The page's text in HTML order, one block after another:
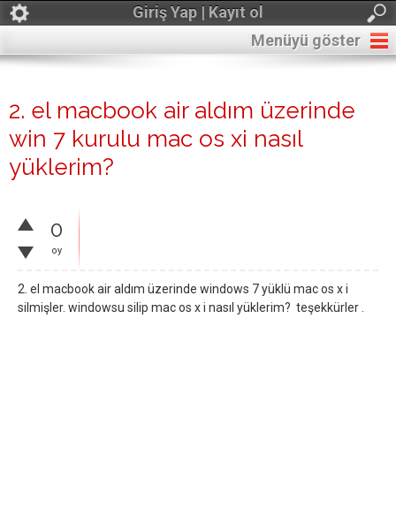
Giriş Yap | Kayıt ol
Menüyü göster
2. el macbook air aldım üzerinde
win 7 kurulu mac os xi nasıl
yüklerim?
0
oy
2. el macbook air aldım üzerinde windows 7 yüklü mac os x i
silmişler. windowsu silip mac os x i nasıl yüklerim? teşekkürler .